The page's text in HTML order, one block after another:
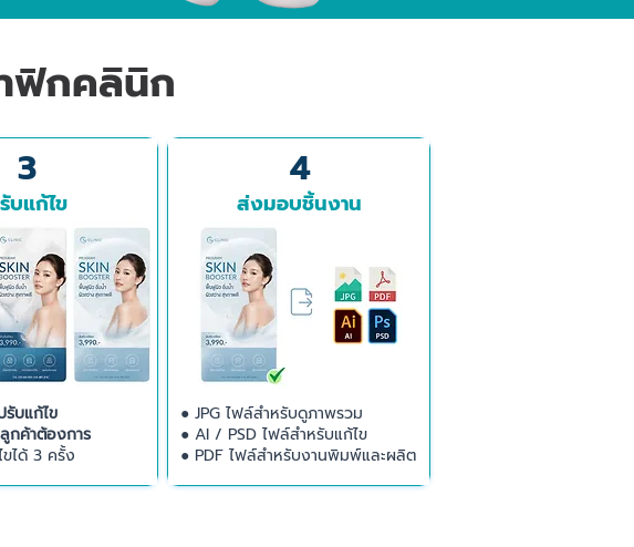
ฟิกคลินิก
3
บแก้ไข
รับแก้ไข
กค้าต้องการ
ขได้ 3 ครั้ง
4
ส่งมอบชิ้นงาน
● JPG ไฟล์สำหรับดูภาพรวม
● AI / PSD ไฟล์สำหรับแก้ไข
● PDF ไฟล์สำหรับงานพิมพ์และผลิต